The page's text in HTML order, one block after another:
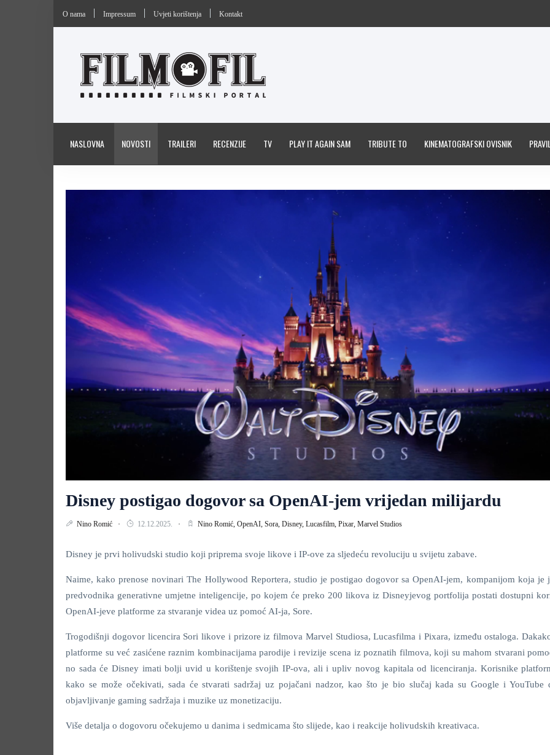
O nama Impressum Uvjeti korištenja Kontakt
NASLOVNA NOVOSTI TRAILERI RECENZIJE TV PLAY IT AGAIN SAM TRIBUTE TO KINEMATOGRAFSKI OVISNIK
Disney postigao dogovor sa OpenAI-jem vrijedan milijardu
Nino Romić 12.12.2025. Nino Romić, OpenAI, Sora, Disney, Lucasfilm, Pixar, Marvel Studios
Disney je prvi holivudski studio koji priprema svoje likove i IP-ove za sljedeću revoluciju u svijetu zabave.
Naime, kako prenose novinari The Hollywood Reportera, studio je postigao dogovor sa OpenAI-jem, kompanijom koja je
predvodnika generativne umjetne inteligencije, po kojem će preko 200 likova iz Disneyjevog portfolija postati dostupni
OpenAI-jeve platforme za stvaranje videa uz pomoć AI-ja, Sore.
Trogodišnji dogovor licencira Sori likove i prizore iz filmova Marvel Studiosa, Lucasfilma i Pixara, između ostaloga.
platforme su već zasićene raznim kombinacijama parodije i revizije scena iz poznatih filmova, koji su mahom stvarani
no sada će Disney imati bolji uvid u korištenje svojih IP-ova, ali i upliv novog kapitala od licenciranja. Korisnike
kako se može očekivati, sada će stvarati sadržaj uz pojačani nadzor, kao što je bio slučaj kada su Google i YouTube
objavljivanje gaming sadržaja i muzike uz monetizaciju.
Više detalja o dogovoru očekujemo u danima i sedmicama što slijede, kao i reakcije holivudskih kreativaca.